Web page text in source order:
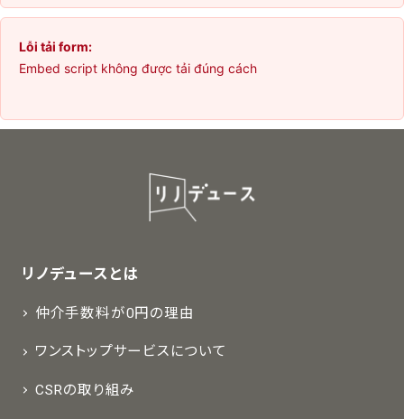
Lỗi tải form:
Embed script không được tải đúng cách
リノデュースとは
仲介手数料が0円の理由
ワンストップサービスについて
CSRの取り組み